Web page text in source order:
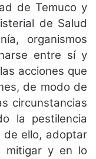
de Temuco y
de Salud
organismos
entre sí y
acciones que
de modo de
circunstancias
la pestilencia
de ello, adoptar
mitigar y en lo